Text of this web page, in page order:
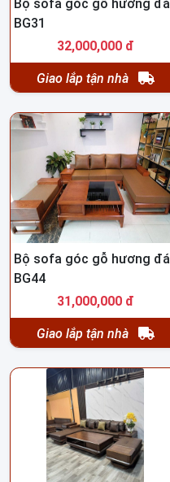
Bộ sofa góc gỗ hương đá
BG31
32,000,000 đ
Giao lắp tận nhà
Bộ sofa góc gỗ hương đá
BG44
31,000,000 đ
Giao lắp tận nhà